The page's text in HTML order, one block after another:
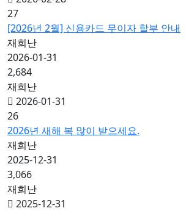
27
[2026년 2월] 신용카드 무이자 할부 안내
재희난
2026-01-31
2,684
재희난
2026-01-31
26
2026년 새해 복 많이 받으세요.
재희난
2025-12-31
3,066
재희난
2025-12-31